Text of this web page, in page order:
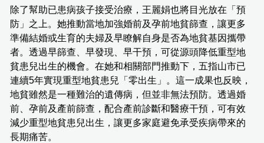
除了幫助已患病孩子接受治療，王麗娟也將目光放在「預
防」之上。她推動當地加強婚前及孕前地貧篩查，讓更多
準備結婚或生育的夫婦及早瞭解自身是否為地貧基因攜帶
者。透過早篩查、早發現、早干預，可從源頭降低重型地
貧患兒出生的機會。在她和相關部門推動下，五指山市已
連續5年實現重型地貧患兒「零出生」。這一成果也反映，
地貧雖然是一種難治的遺傳病，但並非無法預防。透過婚
前、孕前及產前篩查，配合產前診斷和醫療干預，可有效
減少重型地貧患兒出生，讓更多家庭避免承受疾病帶來的
長期痛苦。